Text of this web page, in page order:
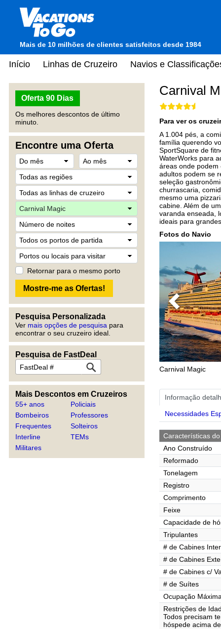
Mais de 10 milhões de clientes satisfeitos desde 1984
Início Linhas de Cruzeiro Navios e
Oferta 90 Dias
Os melhores descontos de último
minuto.
Encontre uma Oferta
Retornar para o mesmo porto
Pesquisa Personalizada
Ver mais opções de pesquisa para
encontrar o seu cruzeiro ideal.
Pesquisa de FastDeal
Mais Descontos em Cruzeiros
55+ anos
Bombeiros
Frequentes
Interline
Militares
Policiais
Professores
Solteiros
TEMs
Carnival
Para ver os
A 1.004 pés, a
família querendo
SportSquare de
WaterWorks para
áreas onde podem
adultos podem se
seleção
churrascaria,
mesmo uma
cabine. Além de
varanda enseada,
ideais para
Fotos do Navio
Previous
Carnival Magic
Informação
Necessidades
Características
Ano Construído
Reformado
Tonelagem
Registro
Comprimento
Feixe
Capacidade de
Tripulantes
# de Cabines
# de Cabines
# de Cabines c/
# de Suítes
Ocupação
Restrições de
Todos precisam
hóspede acima